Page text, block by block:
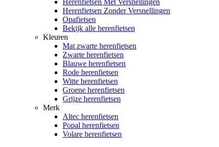
Herenfietsen Met Versnellingen
Herenfietsen Zonder Versnellingen
Opafietsen
Bekijk alle herenfietsen
Kleuren
Mat zwarte herenfietsen
Zwarte herenfietsen
Blauwe herenfietsen
Rode herenfietsen
Witte herenfietsen
Groene herenfietsen
Grijze herenfietsen
Merk
Altec herenfietsen
Popal herenfietsen
Volare herenfietsen